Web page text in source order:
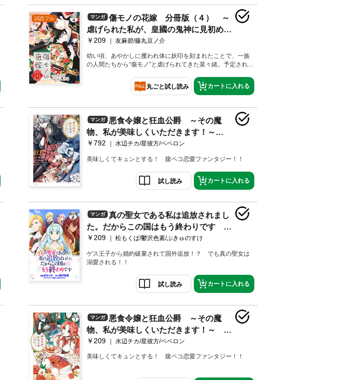
が、夜行はその美しさと霊力の高さに興味を持ち――。【第2
話「紅椿夜行という男」を収録】
試読フル マンガ
傷モノの花嫁 分冊版（４） ～
虐げられた私が、皇國の鬼神に見初めら
れた理由～
￥209 友麻碧/藤丸豆ノ介
幼い頃、あやかしに攫われ体に妖印を刻まれたことで、一族
の人間たちから“傷モノ”と虐げられてきた菜々緒。予定されて
を隠すため猿面をつけさせられて、惨めな生活を送っていた
菜々緒はある日、紅椿家の若き当主・夜行と出会う。とある
が、夜行はその美しさと霊力の高さに興味を持ち――。【第4
話「椿鬼」を収録】
丸ごと試し読み カートに入れる
マンガ
悪食令嬢と狂血公爵 ～その魔
物、私が美味しくいただきます！～
（２）
￥792 水辺チカ/星彼方/ペペロン
美味しくてキュンとする！ 腹ペコ恋愛ファンタジー！！
試し読み カートに入れる
マンガ
真の聖女である私は追放されまし
た。だからこの国はもう終わりです 分
冊版（２）
￥209 松もくば/鬱沢色素/ぷきゅのすけ
ゲス王子から婚約破棄されて国外追放！？ でも真の聖女は
溺愛される！！
試し読み カートに入れる
マンガ
悪食令嬢と狂血公爵 ～その魔
物、私が美味しくいただきます！～ 分
冊版（１）
￥209 水辺チカ/星彼方/ペペロン
美味しくてキュンとする！ 腹ペコ恋愛ファンタジー！！